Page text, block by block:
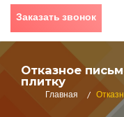
Заказать звонок
Отказное
плитку
Главная
/